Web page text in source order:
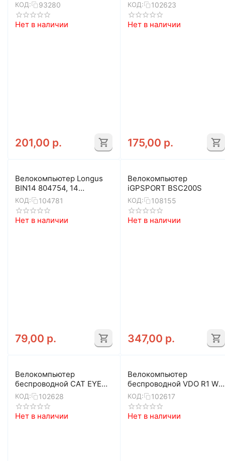
КОД: 93280
Нет в наличии
201,00 р.
13060030 (черный)
КОД: 102623
Нет в наличии
175,00 р.
Велокомпьютер Longus
BIN14 804754, 14
функций, CAD (чёрный)
КОД: 104781
Нет в наличии
79,00 р.
Велокомпьютер
iGPSPORT BSC200S
КОД: 108155
Нет в наличии
347,00 р.
Велокомпьютер
беспроводной CAT EYE
Padrone+ 8-13110053
(черный)
КОД: 102628
Нет в наличии
Велокомпьютер
беспроводной VDO R1 WL
4-64015 (черный)
КОД: 102617
Нет в наличии